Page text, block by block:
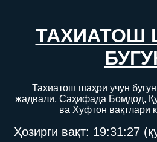
ТАХИАТОШ
Тахиатош шаҳри учун
жадвали. Саҳифада Бомдод,
ва Хуфтон вақтлари
Ҳозирги вақт: 19:31:27